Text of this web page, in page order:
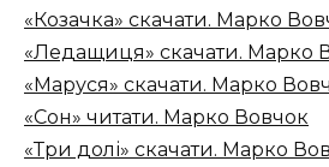
«Козачка» скачати. Марко
«Ледащиця» скачати. Марко
«Маруся» скачати. Марко
«Сон» читати. Марко Вовчок
«Три долі» скачати. Марко